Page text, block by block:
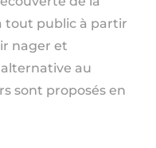
tout public à partir
nager et
au
sont proposés en